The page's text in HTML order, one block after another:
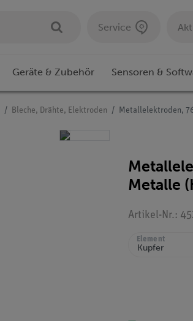
Service
Geräte & Zubehör Sensoren &
Bleche, Drähte, Elektroden Metallelektroden,
Metalle
Artikel-Nr.:
Element